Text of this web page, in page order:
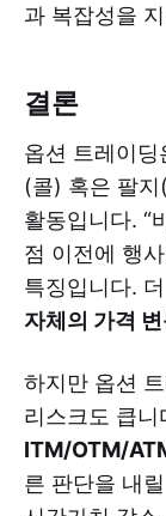
과 복잡성을
결론
옵션 트레이
(콜) 혹은 팔지
활동입니다. “
점 이전에 행
특징입니다.
자체의 가격
하지만 옵션
리스크도 큽니
ITM/OTM/
른 판단을 내